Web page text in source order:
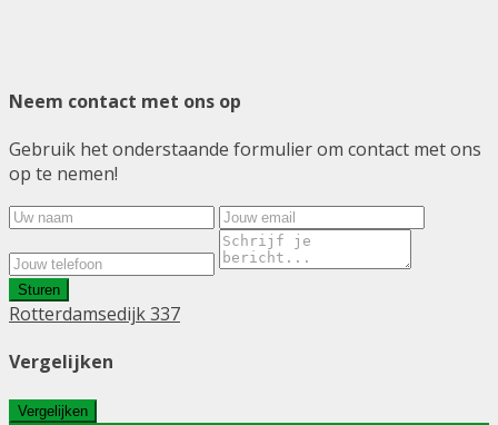
Neem contact met ons op
Gebruik het onderstaande formulier om contact met ons
op te nemen!
Sturen
Rotterdamsedijk 337
Vergelijken
Vergelijken